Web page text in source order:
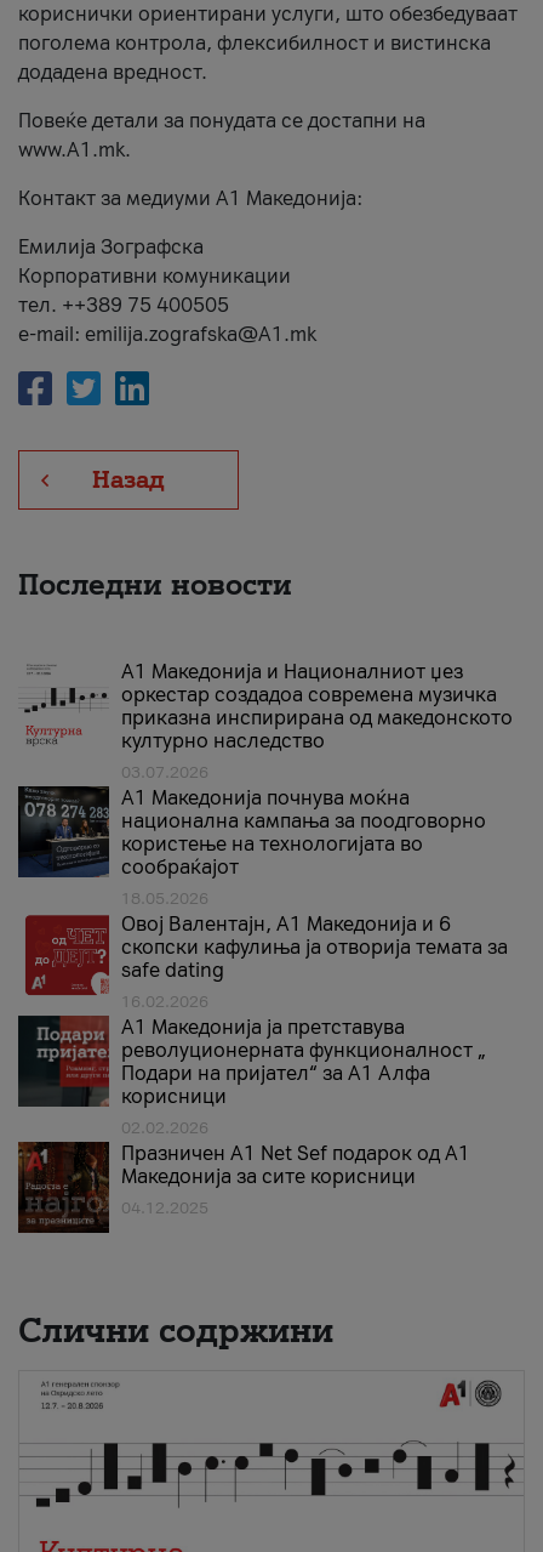
кориснички ориентирани услуги, што обезбедуваат
поголема контрола, флексибилност и вистинска
додадена вредност.
Повеќе детали за понудата се достапни на
www.А1.mk.
Контакт за медиуми А1 Македонија:
Емилија Зографска
Корпоративни комуникации
тел. ++389 75 400505
e-mail: emilija.zografska@A1.mk
Назад
Последни новости
А1 Македонија и Националниот џез
оркестар создадоа современа музичка
приказна инспирирана од македонското
културно наследство
03.07.2026
A1 Македонија почнува моќна
национална кампања за поодговорно
користење на технологијата во
сообраќајот
18.05.2026
Овој Валентајн, A1 Македонија и 6
скопски кафулиња ја отворија темата за
safe dating
16.02.2026
А1 Македонија ја претставува
револуционерната функционалност „
Подари на пријател“ за А1 Алфа
корисници
02.02.2026
Празничен A1 Net Sеf подарок од А1
Македонија за сите корисници
04.12.2025
Слични содржини